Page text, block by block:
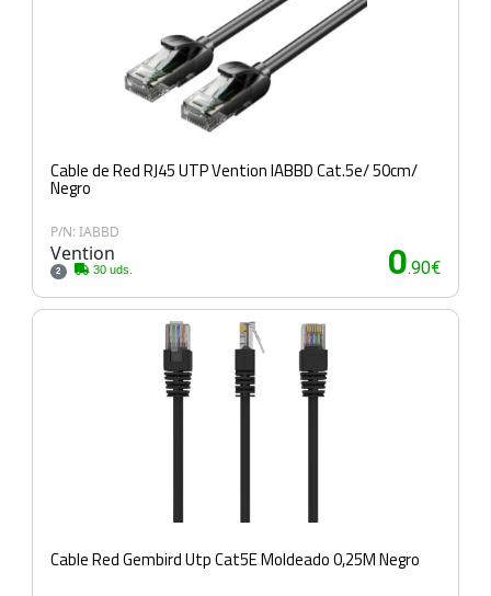
Cable de Red RJ45 UTP Vention IABBD Cat.5e/ 50cm/
Negro
P/N: IABBD
Vention
2 30 uds. 0.90€
Cable Red Gembird Utp Cat5E Moldeado 0,25M Negro